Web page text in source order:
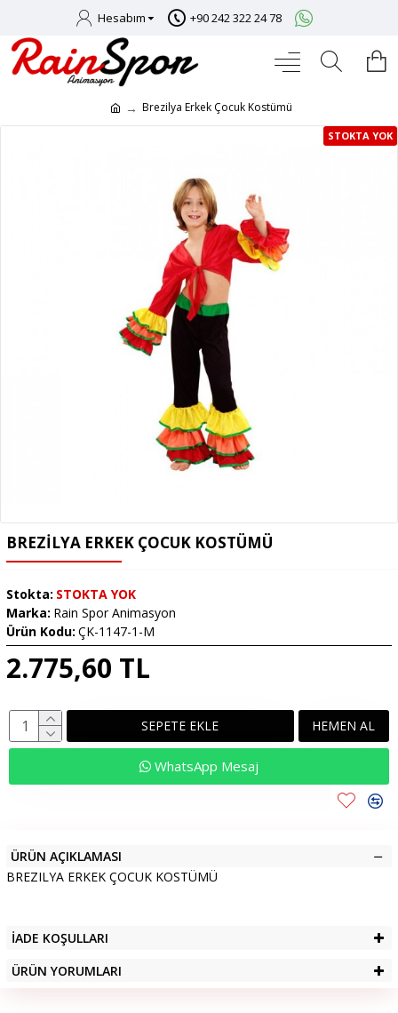
Hesabım +90 242 322 24 78
Brezilya Erkek Çocuk Kostümü
STOKTA YOK
BREZILYA ERKEK ÇOCUK KOSTÜMÜ
2.775,60 TL
Stokta: STOKTA YOK
Marka: Rain Spor Animasyon
Ürün Kodu: ÇK-1147-1-M
SEPETE EKLE HEMEN AL
WhatsApp Mesaj
ÜRÜN AÇIKLAMASI
BREZILYA ERKEK ÇOCUK KOSTÜMÜ
İADE KOŞULLARI
ÜRÜN YORUMLARI